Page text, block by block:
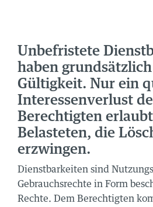
Unbefristete
haben grundsätzlich
Gültigkeit. Nur ein
Interessenverlust
Berechtigten
Belasteten, die
erzwingen.
Dienstbarkeiten sind
Gebrauchsrechte in Form
Rechte. Dem Berechtigten